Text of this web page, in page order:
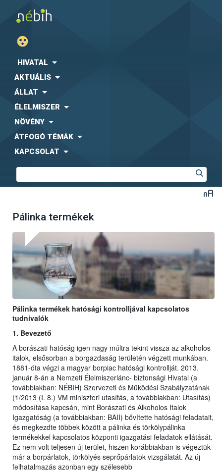
HIVATAL
AKTUÁLIS
ÁLLAT
ÉLELMISZER
NÖVÉNY
ÁTFOGÓ TÉMÁK
KAPCSOLAT
Pálinka termékek
Pálinka termékek hatósági kontrolljával kapcsolatos
tudnivalók
1. Bevezető
A borászati hatóság igen nagy múltra tekint vissza az alkoholos
italok, elsősorban a borgazdaság területén végzett munkában.
1881-óta végzi a magyar borpiac hatósági kontrollját. 2013.
január 8-án a Nemzeti Élelmiszerlánc- biztonsági Hivatal (a
továbbiakban: NÉBIH) Szervezeti és Működési Szabályzatának
(1/2013 (I. 8.) VM miniszteri utasítás, a továbbiakban: Utasítás)
módosítása kapcsán, mint Borászati és Alkoholos Italok
Igazgatóság (a továbbiakban: BAII) bővítette hatósági feladatait,
és megkezdte többek között a pálinka és törkölypálinka
termékekkel kapcsolatos központi igazgatási feladatok ellátását.
Ez nem volt teljesen új terület, hiszen korábbiakban is végeztük
már a borpárlatok, törkölyés seprőpárlatok vizsgálatát. Az új
felhatalmazás azonban egy szélesebb